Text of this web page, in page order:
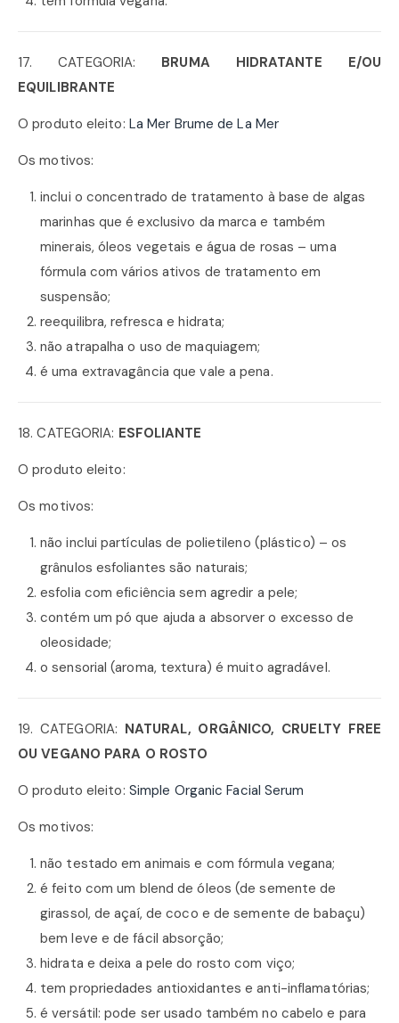
17. CATEGORIA: BRUMA HIDRATANTE E/OU
EQUILIBRANTE
O produto eleito: La Mer Brume de La Mer
Os motivos:
inclui o concentrado de tratamento à base de algas
marinhas que é exclusivo da marca e também
minerais, óleos vegetais e água de rosas – uma
fórmula com vários ativos de tratamento em
suspensão;
reequilibra, refresca e hidrata;
não atrapalha o uso de maquiagem;
é uma extravagância que vale a pena.
18. CATEGORIA: ESFOLIANTE
O produto eleito:
Os motivos:
não inclui partículas de polietileno (plástico) – os
grânulos esfoliantes são naturais;
esfolia com eficiência sem agredir a pele;
contém um pó que ajuda a absorver o excesso de
oleosidade;
o sensorial (aroma, textura) é muito agradável.
19. CATEGORIA: NATURAL, ORGÂNICO, CRUELTY FREE
OU VEGANO PARA O ROSTO
O produto eleito: Simple Organic Facial Serum
Os motivos:
não testado em animais e com fórmula vegana;
é feito com um blend de óleos (de semente de
girassol, de açaí, de coco e de semente de babaçu)
bem leve e de fácil absorção;
hidrata e deixa a pele do rosto com viço;
tem propriedades antioxidantes e anti-inflamatórias;
é versátil: pode ser usado também no cabelo e para